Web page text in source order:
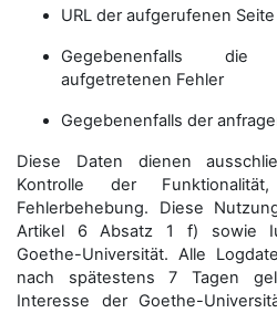
URL der aufgerufenen Seite
Gegebenenfalls die
aufgetretenen Fehler
Gegebenenfalls der
Diese Daten dienen
Kontrolle der
Fehlerbehebung. Diese
Artikel 6 Absatz 1 f) sowie
Goethe-Universität. Alle
nach spätestens 7 Tagen
Interesse der Goethe-